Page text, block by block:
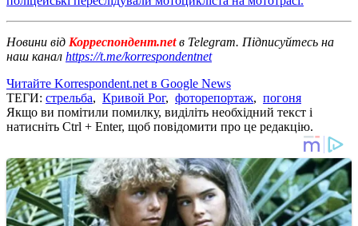
Новини від Корреспондент.netв Telegram. Підписуйтесь на
наш канал https://t.me/korrespondentnet
Читайте Korrespondent.net в Google News
ТЕГИ: стрельба, Кривой Рог, фоторепортаж, погоня
Якщо ви помітили помилку, виділіть необхідний текст і
натисніть Ctrl + Enter, щоб повідомити про це редакцію.